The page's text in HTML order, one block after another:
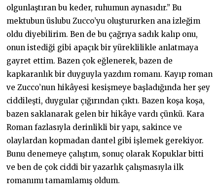
olgunlaştıran bu keder, ruhumun aynasıdır.” Bu
mektubun üslubu Zucco’yu oluştururken ana izleğim
oldu diyebilirim. Ben de bu çağrıya sadık kalıp onu,
onun istediği gibi apaçık bir yüreklilikle anlatmaya
gayret ettim. Bazen çok eğlenerek, bazen de
kapkaranlık bir duyguyla yazdım romanı. Kayıp roman
ve Zucco’nun hikâyesi kesişmeye başladığında her şey
ciddileşti, duygular çığırından çıktı. Bazen koşa koşa,
bazen saklanarak gelen bir hikâye vardı çünkü. Kara
Roman fazlasıyla derinlikli bir yapı, sakince ve
olaylardan kopmadan dantel gibi işlemek gerekiyor.
Bunu denemeye çalıştım, sonuç olarak Kopuklar bitti
ve ben de çok ciddi bir yazarlık çalışmasıyla ilk
romanımı tamamlamış oldum.